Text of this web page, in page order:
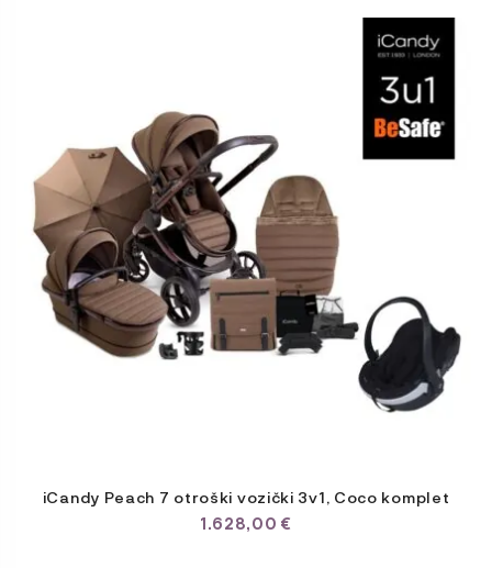
iCandy Peach 7 otroški vozički 3v1, Coco komplet
1.628,00€